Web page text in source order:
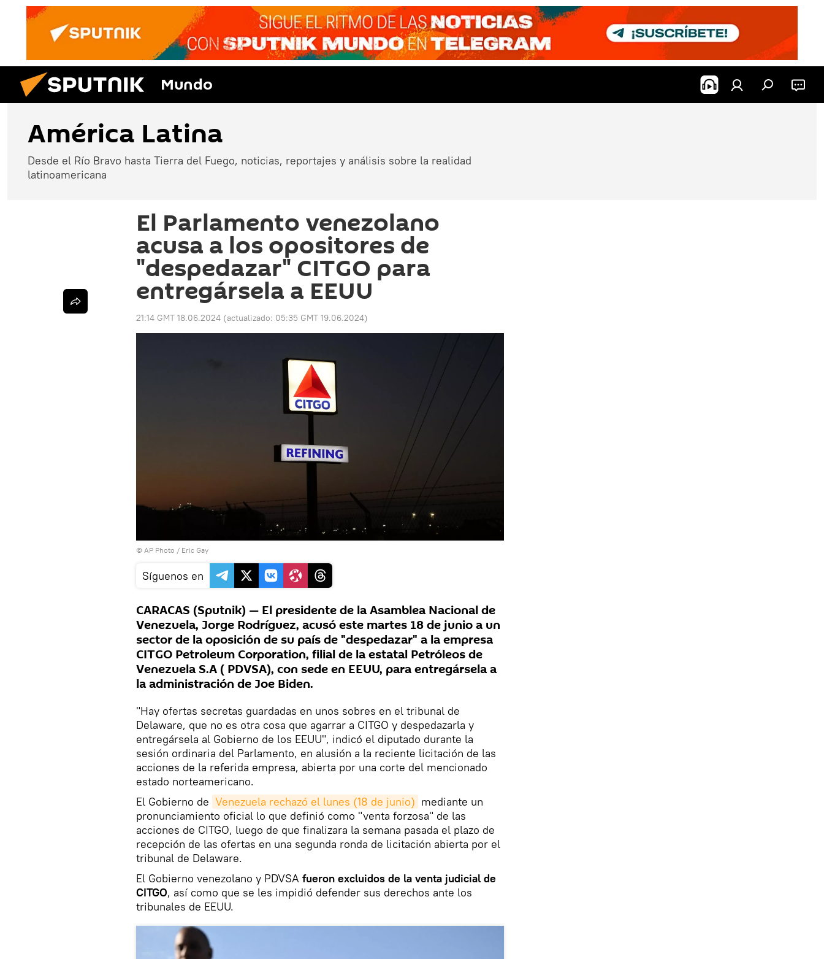
Mundo
América Latina
Desde el Río Bravo hasta Tierra del Fuego, noticias, reportajes y análisis sobre la realidad
latinoamericana
El Parlamento venezolano
acusa a los opositores de
"despedazar" CITGO para
entregársela a EEUU
21:14 GMT 18.06.2024 (actualizado: 05:35 GMT 19.06.2024)
© AP Photo / Eric Gay
Síguenos en
CARACAS (Sputnik) — El presidente de la Asamblea Nacional de
Venezuela, Jorge Rodríguez, acusó este martes 18 de junio a un
sector de la oposición de su país de "despedazar" a la empresa
CITGO Petroleum Corporation, filial de la estatal Petróleos de
Venezuela S.A ( PDVSA), con sede en EEUU, para entregársela a
la administración de Joe Biden.
"Hay ofertas secretas guardadas en unos sobres en el tribunal de
Delaware, que no es otra cosa que agarrar a CITGO y despedazarla y
entregársela al Gobierno de los EEUU", indicó el diputado durante la
sesión ordinaria del Parlamento, en alusión a la reciente licitación de las
acciones de la referida empresa, abierta por una corte del mencionado
estado norteamericano.
El Gobierno de Venezuela rechazó el lunes (18 de junio) mediante un
pronunciamiento oficial lo que definió como "venta forzosa" de las
acciones de CITGO, luego de que finalizara la semana pasada el plazo de
recepción de las ofertas en una segunda ronda de licitación abierta por el
tribunal de Delaware.
El Gobierno venezolano y PDVSA fueron excluidos de la venta judicial de
CITGO, así como que se les impidió defender sus derechos ante los
tribunales de EEUU.